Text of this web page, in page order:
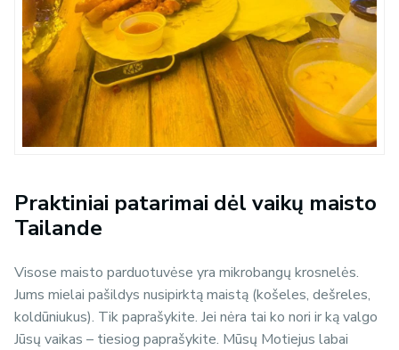
Praktiniai patarimai dėl vaikų maisto
Tailande
Visose maisto parduotuvėse yra mikrobangų krosnelės.
Jums mielai pašildys nusipirktą maistą (košeles, dešreles,
koldūniukus). Tik paprašykite. Jei nėra tai ko nori ir ką valgo
Jūsų vaikas – tiesiog paprašykite. Mūsų Motiejus labai